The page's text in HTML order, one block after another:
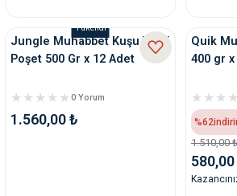
Tükendi
Jungle Muhabbet Kuşu Yemi
Poşet 500 Gr x 12 Adet
0 Yorum
1.560,00 ₺
Quik
400 gr
%62
1.510,00 ₺